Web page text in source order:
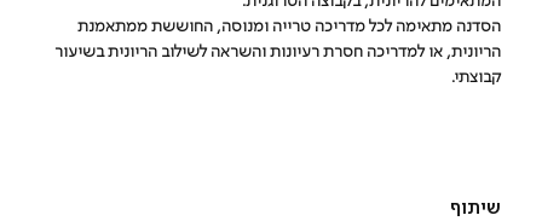
הסדנה מתאימה לכל מדריכה טרייה ומנוסה, החוששת ממתאמנת
הריונית, או למדריכה חסרת רעיונות והשראה לשילוב הריונית בשיעור
קבוצתי.
שיתוף